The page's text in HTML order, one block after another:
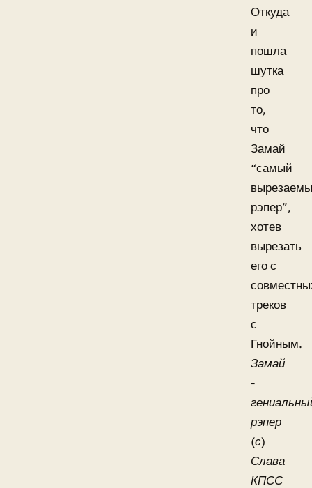
Откуда
и
пошла
шутка
про
то,
что
Замай
“самый
рэпер”,
хотев
вырезать
его с
треков
с
Гнойным.
Замай
-
рэпер
(с)
Слава
КПСС